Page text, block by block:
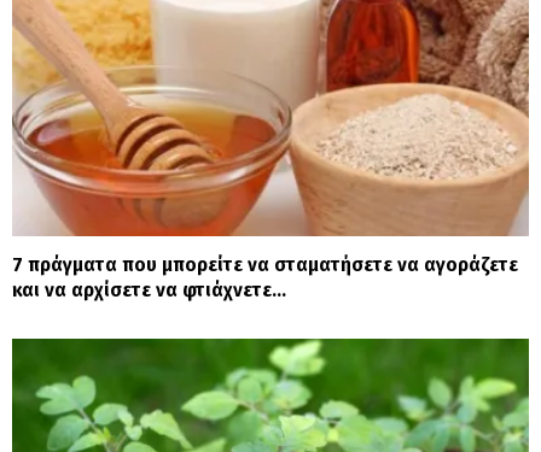
7 πράγματα που μπορείτε να σταματήσετε να αγοράζετε
και να αρχίσετε να φτιάχνετε…